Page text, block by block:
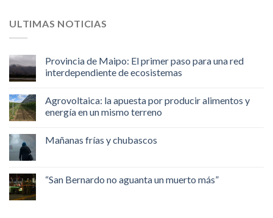
ULTIMAS NOTICIAS
Provincia de Maipo: El primer paso para una red
interdependiente de ecosistemas
Agrovoltaica: la apuesta por producir alimentos y
energía en un mismo terreno
Mañanas frías y chubascos
“San Bernardo no aguanta un muerto más”